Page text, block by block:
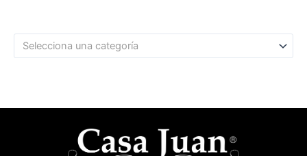
Selecciona una categoría